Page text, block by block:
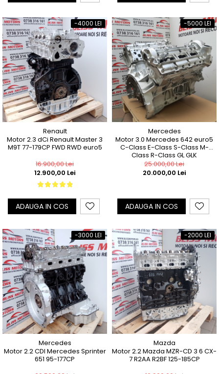
-4000 LEI
Renault
Motor 2.3 dCi Renault Master 3
M9T 77-179CP FWD RWD euro5
16.900,00 Lei
12.900,00 Lei
ADAUGA IN COS
-5000 LEI
Mercedes
Motor 3.0 Mercedes 642 euro5
C-Class E-Class S-Class M-
Class R-Class GL GLK
25.000,00 Lei
20.000,00 Lei
ADAUGA IN COS
-3000 LEI
Mercedes
Motor 2.2 CDI Mercedes Sprinter
651 95-177CP
-2000 LEI
Mazda
Motor 2.2 Mazda MZR-CD 3 6 CX-
7 R2AA R2BF 125-185CP